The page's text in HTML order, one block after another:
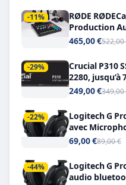
-11%
RØDE
Production
Double USB-C
465,00 €522,00
-29%
Crucial P310
2280, jusqu’à
249,00 €349,00
-22%
Logitech G
avec
Headphone X
69,00 €89,00 €
-44%
Logitech G
audio